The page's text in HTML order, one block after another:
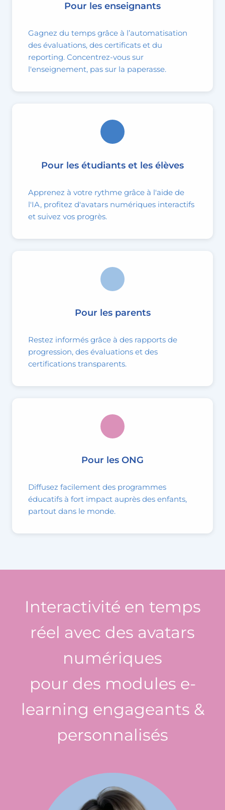
Pour les enseignants
Gagnez du temps grâce à l’automatisation
des évaluations, des certificats et du
reporting. Concentrez-vous sur
l'enseignement, pas sur la paperasse.
Pour les étudiants et les élèves
Apprenez à votre rythme grâce à l'aide de
l'IA, profitez d'avatars numériques interactifs
et suivez vos progrès.
Pour les parents
Restez informés grâce à des rapports de
progression, des évaluations et des
certifications transparents.
Pour les ONG
Diffusez facilement des programmes
éducatifs à fort impact auprès des enfants,
partout dans le monde.
Interactivité en temps
réel avec des avatars
numériques
pour des modules e-
learning engageants &
personnalisés